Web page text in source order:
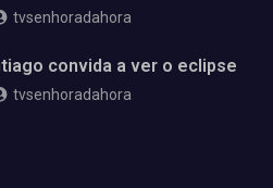
tvsenhoradahora
convida a ver o eclipse
tvsenhoradahora